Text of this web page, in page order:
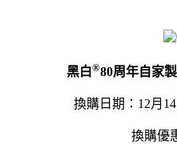
黑白®80周年自家
換購日期：12月
換購優